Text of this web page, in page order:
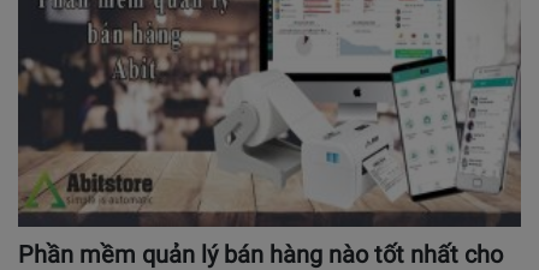
Phần mềm quản lý bán hàng nào tốt nhất cho